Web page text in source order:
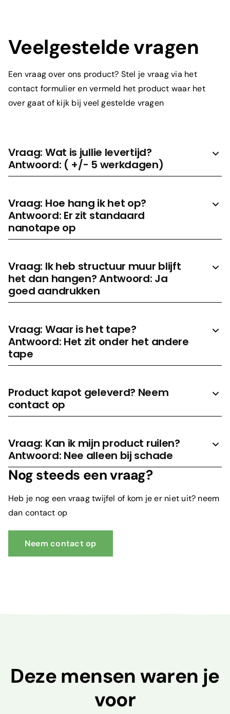
Veelgestelde vragen
Een vraag over ons product? Stel je vraag via het
contact formulier en vermeld het product waar het
over gaat of kijk bij veel gestelde vragen
Vraag: Wat is jullie levertijd?
Antwoord: ( +/- 5 werkdagen)
Vraag: Hoe hang ik het op?
Antwoord: Er zit standaard
nanotape op
Vraag: Ik heb structuur muur blijft
het dan hangen? Antwoord: Ja
goed aandrukken
Vraag: Waar is het tape?
Antwoord: Het zit onder het andere
tape
Product kapot geleverd? Neem
contact op
Vraag: Kan ik mijn product ruilen?
Antwoord: Nee alleen bij schade
Nog steeds een vraag?
Heb je nog een vraag twijfel of kom je er niet uit? neem
dan contact op
Neem contact op
Deze mensen waren je
voor